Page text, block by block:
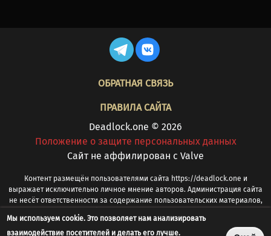
ОБРАТНАЯ СВЯЗЬ
ПРАВИЛА САЙТА
Deadlock.one © 2026
Положение о защите персональных данных
Cайт не аффилирован с Valve
Контент размещён пользователями сайта https://deadlock.one и
выражает исключительно личное мнение авторов. Администрация сайта
не несёт ответственности за содержание пользовательских материалов,
суждения или иные спорные формулировки. При обнаружении
запрещённого или иного проблемного контента просим сообщать на
Мы используем cookie. Это позволяет нам анализировать
взаимодействие посетителей и делать его лучше.